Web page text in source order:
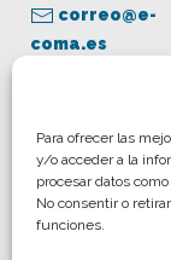
Para ofrecer las
y/o acceder a la
procesar datos
No consentir o
funciones.
correo@e-
coma.es
Aviso legal
Política de
Política de